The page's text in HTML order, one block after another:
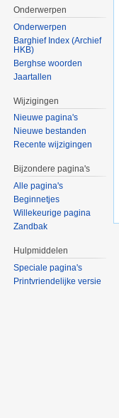
Onderwerpen
Onderwerpen
Barghief Index (Archief
HKB)
Berghse woorden
Jaartallen
Wijzigingen
Nieuwe pagina's
Nieuwe bestanden
Recente wijzigingen
Bijzondere pagina's
Alle pagina's
Beginnetjes
Willekeurige pagina
Zandbak
Hulpmiddelen
Speciale pagina's
Printvriendelijke versie